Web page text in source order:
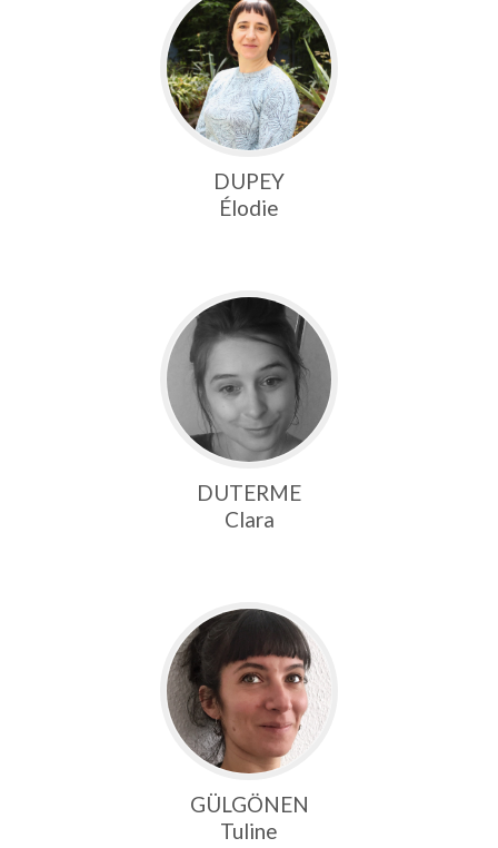
DUPEY
Élodie
DUTERME
Clara
GÜLGÖNEN
Tuline